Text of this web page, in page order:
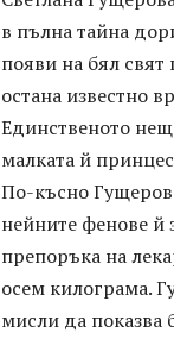
в пълна тайна
появи на бял
остана известно
Единственото
малката й
По-късно
нейните фенове й
препоръка на
осем килограма.
мисли да показва